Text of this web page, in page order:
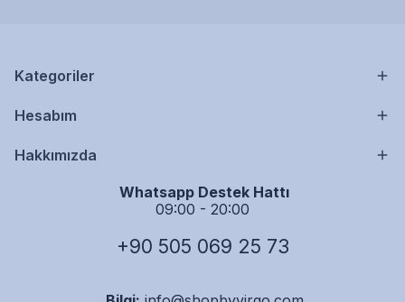
Kategoriler
Hesabım
Hakkımızda
Whatsapp Destek Hattı
09:00 - 20:00
+90 505 069 25 73